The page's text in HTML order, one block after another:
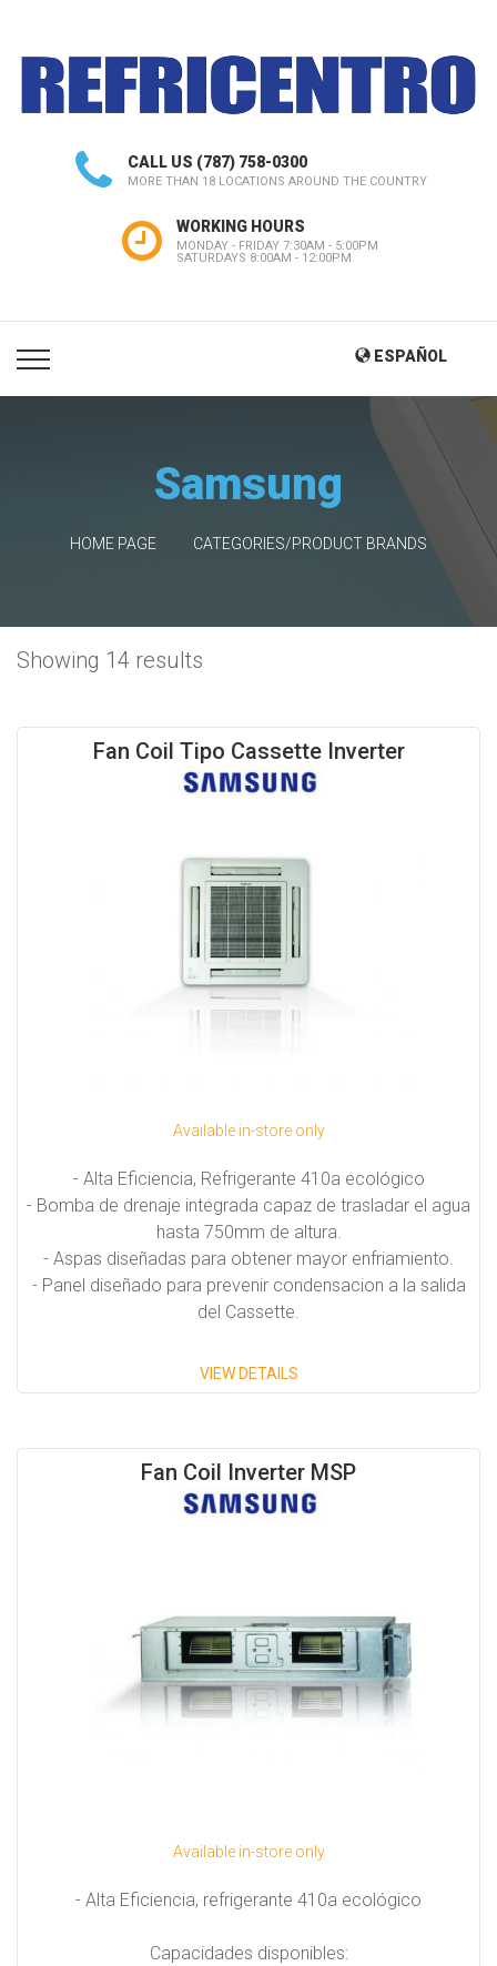
CALL US (787) 758-0300
MORE THAN 18 LOCATIONS AROUND THE COUNTRY
WORKING HOURS
MONDAY - FRIDAY 7:30AM - 5:00PM
SATURDAYS 8:00AM - 12:00PM
ESPAÑOL
Samsung
HOME PAGE CATEGORIES/PRODUCT BRANDS
Showing 14 results
Fan Coil Tipo Cassette Inverter
Available in-store only
- Alta Eficiencia, Refrigerante 410a ecológico
- Bomba de drenaje integrada capaz de trasladar el agua
hasta 750mm de altura.
- Aspas diseñadas para obtener mayor enfriamiento.
- Panel diseñado para prevenir condensacion a la salida
del Cassette.
Capacidades Disponibles:
36,000 BTU/H
48,000 BTU/H
VIEW DETAILS
Fan Coil Inverter MSP
Available in-store only
- Alta Eficiencia, refrigerante 410a ecológico
Capacidades disponibles: